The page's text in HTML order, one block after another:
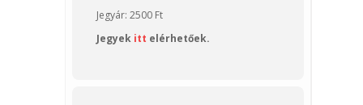
Jegyár: 2500 Ft
Jegyek itt elérhetőek.